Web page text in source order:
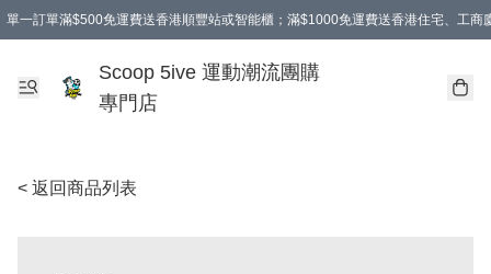
單一訂單滿$500免運費送香港順豐站或智能櫃；滿$1000免運費送香港住宅、工商
Scoop 5ive 運動潮流團購
專門店
< 返回商品列表